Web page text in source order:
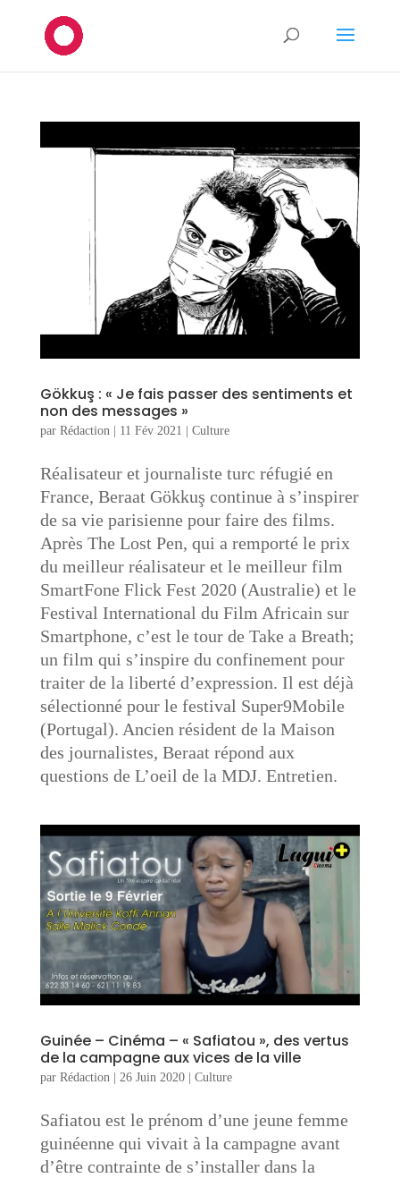
Gökkuş : « Je fais passer des sentiments et
non des messages »
par Rédaction| 11 Fév 2021 Culture
Réalisateur et journaliste turc réfugié en
France, Beraat Gökkuş continue à s’inspirer
de sa vie parisienne pour faire des films.
Après The Lost Pen, qui a remporté le prix
du meilleur réalisateur et le meilleur film
SmartFone Flick Fest 2020 (Australie) et le
Festival International du Film Africain sur
Smartphone, c’est le tour de Take a Breath;
un film qui s’inspire du confinement pour
traiter de la liberté d’expression. Il est déjà
sélectionné pour le festival Super9Mobile
(Portugal). Ancien résident de la Maison
des journalistes, Beraat répond aux
questions de L’oeil de la MDJ. Entretien.
Guinée – Cinéma – « Safiatou », des vertus
de la campagne aux vices de la ville
par Rédaction| 26 Juin 2020| Culture
Safiatou est le prénom d’une jeune femme
guinéenne qui vivait à la campagne avant
d’être contrainte de s’installer dans la